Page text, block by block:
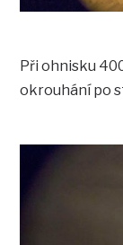
Při ohnisku
okrouhání po